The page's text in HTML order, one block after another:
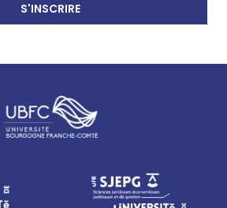
S'INSCRIRE